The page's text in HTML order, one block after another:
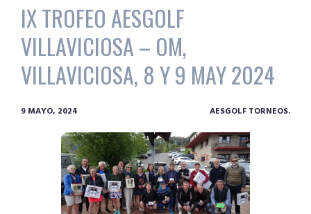
IX TROFEO AESGOLF
VILLAVICIOSA – OM,
VILLAVICIOSA, 8 Y 9 MAY 2024
9 MAYO, 2024 AESGOLF TORNEOS.